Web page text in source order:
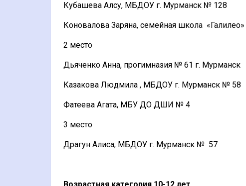
Кубашева Алсу, МБДОУ г. Мурманск № 128
Коновалова Заряна, семейная школа «Галилео»
2 место
Дьяченко Анна, прогимназия № 61 г. Мурманск
Казакова Людмила , МБДОУ г. Мурманск № 58
Фатеева Агата, МБУ ДО ДШИ № 4
3 место
Драгун Алиса, МБДОУ г. Мурманск № 57